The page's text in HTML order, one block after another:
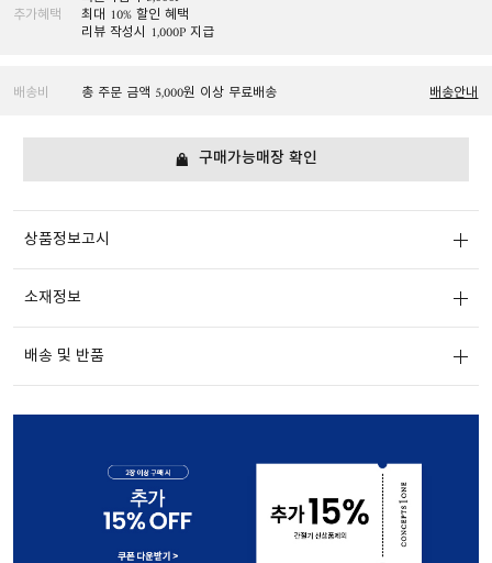
추가혜택 최대 10% 할인 혜택
리뷰 작성시 1,000P 지급
배송비 총 주문 금액 5,000원 이상 무료배송 배송안내
구매가능매장 확인
상품정보고시
소재정보
배송 및 반품